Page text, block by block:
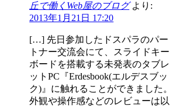
丘で働くWeb屋のブログ より:
2013年1月21日 17:20
[…] 先日参加したドスパラのパー
トナー交流会にて、スライドキー
ボードを搭載する未発表のタブレ
ットPC『Erdesbook(エルデスブッ
ク)』に触れることができました。
外観や操作感などのレビューは以